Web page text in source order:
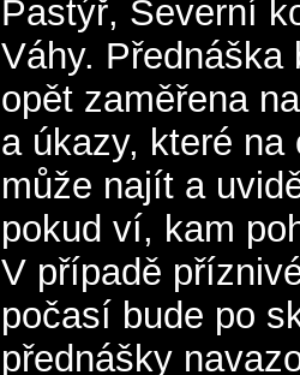
Pastýř, Severní
Váhy. Přednáška
opět zaměřena
a úkazy, které na
může najít a
pokud ví, kam
V případě
počasí bude po
přednášky